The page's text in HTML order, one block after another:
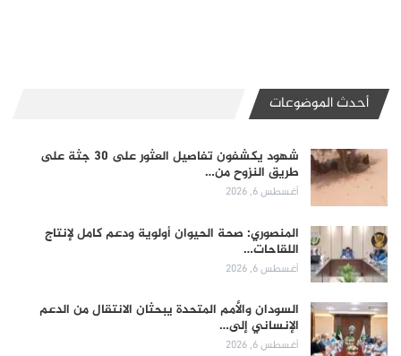
أحدث الموضوعات
شهود يكشفون تفاصيل العثور على 30 جثة على
طريق النزوح من…
أغسطس 6, 2026
المنصوري: صحة الحيوان أولوية ودعم كامل لإنتاج
اللقاحات…
أغسطس 6, 2026
السودان والأمم المتحدة يبحثان الانتقال من الدعم
الإنساني إلى…
أغسطس 6, 2026